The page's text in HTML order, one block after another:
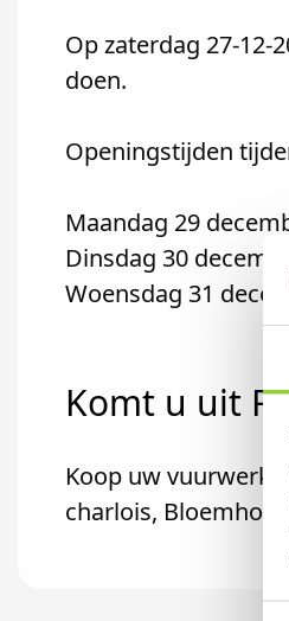
Op zaterdag 27-12-
doen.
Openingstijden
Maandag 29
Dinsdag 30
Woensdag 31
Komt u uit
Koop uw vuurwerk
charlois, Bloemhof